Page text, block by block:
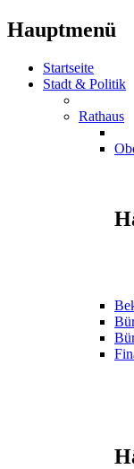
Hauptmenü
Startseite
Stadt & Politik
Rathaus